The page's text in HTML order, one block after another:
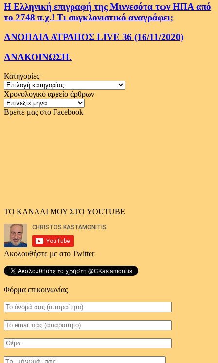
Η Ελληνική επιγραφή της Μιννεσότα των ΗΠΑ από
το 2748 π.χ.! Τι συγκλονιστικό αναγράφει;
ΑΝΟΠΑΙΑ ΑΤΡΑΠΟΣ LIVE 36 (16/11/2020)
ΑΝΑΚΟΙΝΩΣΗ.
Κατηγορίες
Κατηγορίες
Χρονολογικό αρχείο άρθρων
Χρονολογικό
αρχείο
Βρείτε μας στο Facebook
ΤΟ ΚΑΝΑΛΙ ΜΟΥ ΣΤΟ YOUTUBE
Ακολουθήστε με στο Twitter
Φόρμα επικοινωνίας